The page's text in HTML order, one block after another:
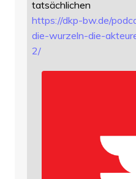
tatsächlichen
https://dkp-bw.de/
die-wurzeln-die-
2/